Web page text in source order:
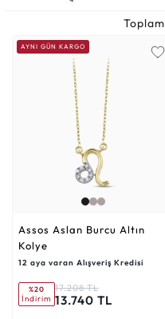
Toplam
AYNI GÜN KARGO
Assos Aslan Burcu Altın
Kolye
12 aya varan Alışveriş Kredisi
%20
İndirim
17.208 TL
13.740 TL